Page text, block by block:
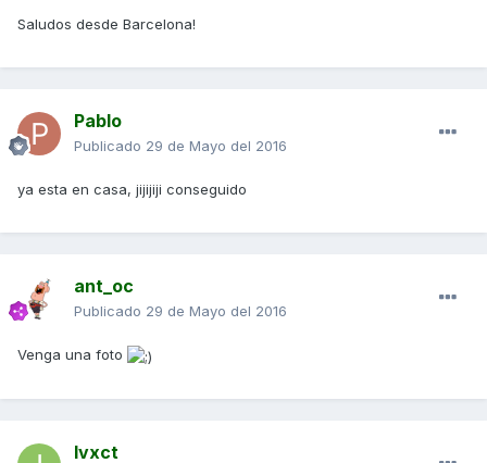
Saludos desde Barcelona!
Pablo
Publicado 29 de Mayo del 2016
ya esta en casa, jijijiji conseguido
ant_oc
Publicado 29 de Mayo del 2016
Venga una foto
Ivxct